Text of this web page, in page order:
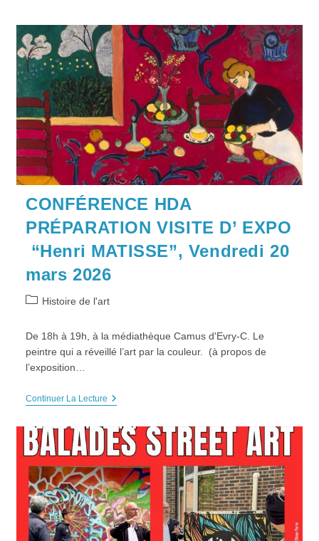
CONFÉRENCE HDA
PRÉPARATION VISITE D’ EXPO
“Henri MATISSE”, Vendredi 20
mars 2026
PostHistoire de l'art
De 18h à 19h, à la médiathèque Camus d'Evry-C. Le
peintre qui a réveillé l’art par la couleur. (à propos de
l’exposition…
Continuer La LectureCONFÉRENCE
VISITE
D’
EXPO
“Henri
MATISSE”,
Vendredi
20
Mars
2026